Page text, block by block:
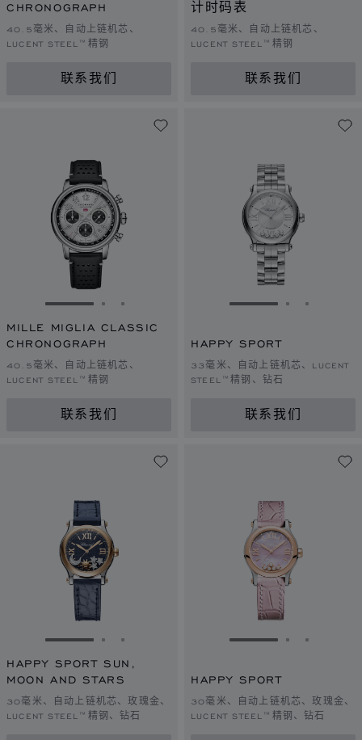
CHRONOGRAPH
40.5毫米、自动上链机芯、
LUCENT STEEL™精钢
联系我们
计时码表
40.5毫米、自动上链机芯、
LUCENT STEEL™精钢
联系我们
转到幻灯片 1转到幻灯片 2
转到幻灯片 3
MILLE MIGLIA CLASSIC
CHRONOGRAPH
40.5毫米、自动上链机芯、
LUCENT STEEL™精钢
联系我们
转到幻灯片 1转到幻灯
转到幻
HAPPY SPORT
33毫米、自动上链机芯、LUCENT
STEEL™精钢、钻石
联系我们
转到幻灯片 1转到幻灯片 2
转到幻灯片 3
HAPPY SPORT SUN,
MOON AND STARS
30毫米、自动上链机芯、玫瑰金、
LUCENT STEEL™精钢、钻石
转到幻灯片 1转到幻灯
转到幻
HAPPY SPORT
30毫米、自动上链机芯、玫瑰金、
LUCENT STEEL™精钢、钻石